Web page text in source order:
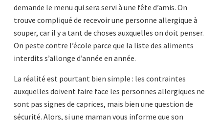
demande le menu qui sera servi à une fête d’amis. On
trouve compliqué de recevoir une personne allergique à
souper, car il y a tant de choses auxquelles on doit penser.
On peste contre l’école parce que la liste des aliments
interdits s’allonge d’année en année.
La réalité est pourtant bien simple : les contraintes
auxquelles doivent faire face les personnes allergiques ne
sont pas signes de caprices, mais bien une question de
sécurité. Alors, si une maman vous informe que son